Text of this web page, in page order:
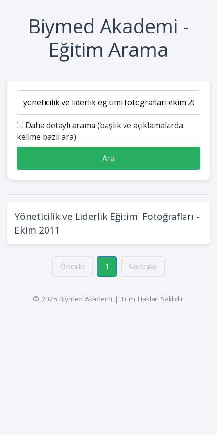
Biymed Akademi -
Eğitim Arama
Daha detaylı arama (başlık ve açıklamalarda
kelime bazlı ara)
Ara
Yöneticilik ve Liderlik Eğitimi Fotoğrafları -
Ekim 2011
Önceki 1 Sonraki
© 2025 Biymed Akademi | Tüm Hakları Saklıdır.